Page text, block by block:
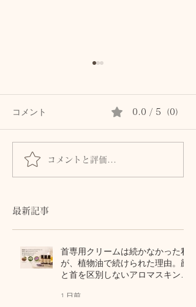
家族のための夏のアロマ
セルフケア｜50代女性・
コメント 0.0 / 5（0）
コメントと評価...
最新記事
首専用クリームは続かなかった私
が、植物油で続けられた理由。顔
と首を区別しないアロマスキンケ
1 日前